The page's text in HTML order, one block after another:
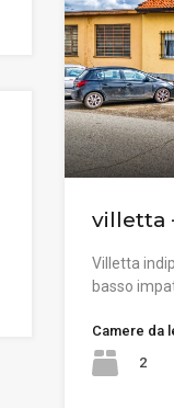
villetta
Villetta
basso
Camere da
2